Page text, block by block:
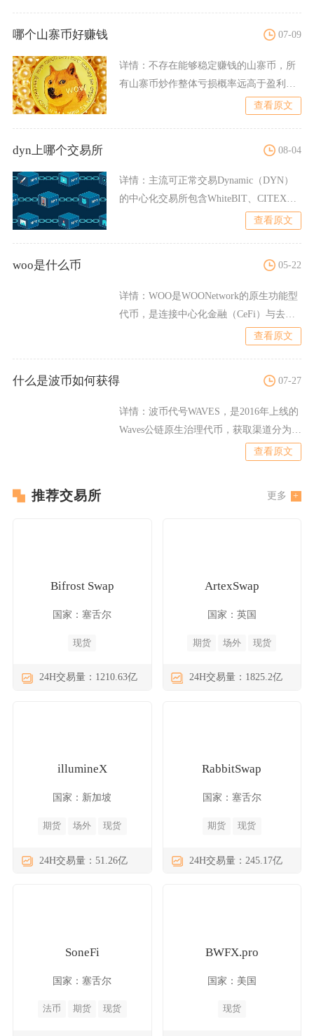
哪个山寨币好赚钱 07-09
详情： 不存在能够稳定赚钱的山寨币，所
有山寨币炒作整体亏损概率远高于盈利，
查看原文
dyn上哪个交易所 08-04
详情： 主流可正常交易Dynamic（DYN）
的中心化交易所包含WhiteBIT、CITEX、
查看原文
woo是什么币 05-22
详情： WOO是WOONetwork的原生功能型
代币，是连接中心化金融（CeFi）与去中
查看原文
什么是波币如何获得 07-27
详情： 波币代号WAVES，是2016年上线的
Waves公链原生治理代币，获取渠道分为二
查看原文
推荐交易所 更多
Bifrost Swap
国家：塞舌尔
现货
24H交易量：1210.63亿
ArtexSwap
国家：英国
期货 场外 现货
24H交易量：1825.2亿
illumineX
国家：新加坡
期货 场外 现货
24H交易量：51.26亿
RabbitSwap
国家：塞舌尔
期货 现货
24H交易量：245.17亿
SoneFi
国家：塞舌尔
法币 期货 现货
BWFX.pro
国家：美国
现货